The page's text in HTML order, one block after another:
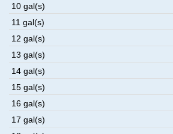
10 gal(s)
11 gal(s)
12 gal(s)
13 gal(s)
14 gal(s)
15 gal(s)
16 gal(s)
17 gal(s)